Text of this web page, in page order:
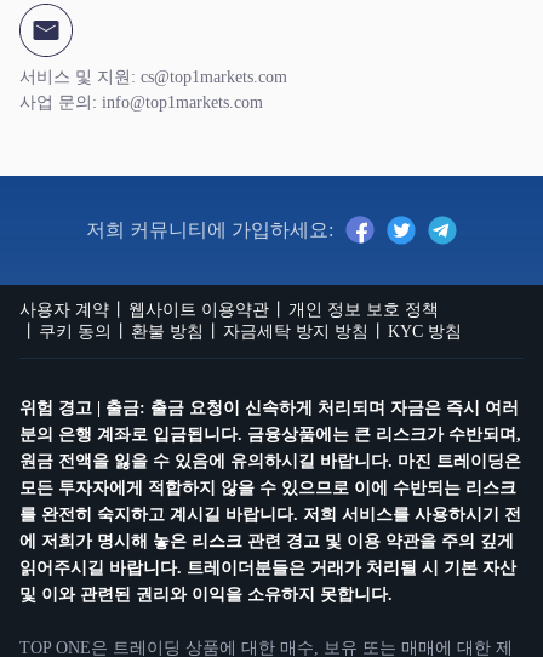
서비스 및 지원: cs@top1markets.com
사업 문의: info@top1markets.com
저희 커뮤니티에 가입하세요:
사용자 계약 웹사이트 이용약관
개인 정보 보호 정책
쿠키 동의
환불 방침 자금세탁 방지 방침 KYC 방침
위험 경고 | 출금: 출금 요청이 신속하게 처리되며 자금은 즉시 여러
분의 은행 계좌로 입금됩니다. 금융상품에는 큰 리스크가 수반되며,
원금 전액을 잃을 수 있음에 유의하시길 바랍니다. 마진 트레이딩은
모든 투자자에게 적합하지 않을 수 있으므로 이에 수반되는 리스크
를 완전히 숙지하고 계시길 바랍니다. 저희 서비스를 사용하시기 전
에 저희가 명시해 놓은 리스크 관련 경고 및 이용 약관을 주의 깊게
읽어주시길 바랍니다. 트레이더분들은 거래가 처리될 시 기본 자산
및 이와 관련된 권리와 이익을 소유하지 못합니다.
TOP ONE은 트레이딩 상품에 대한 매수, 보유 또는 매매에 대한 제